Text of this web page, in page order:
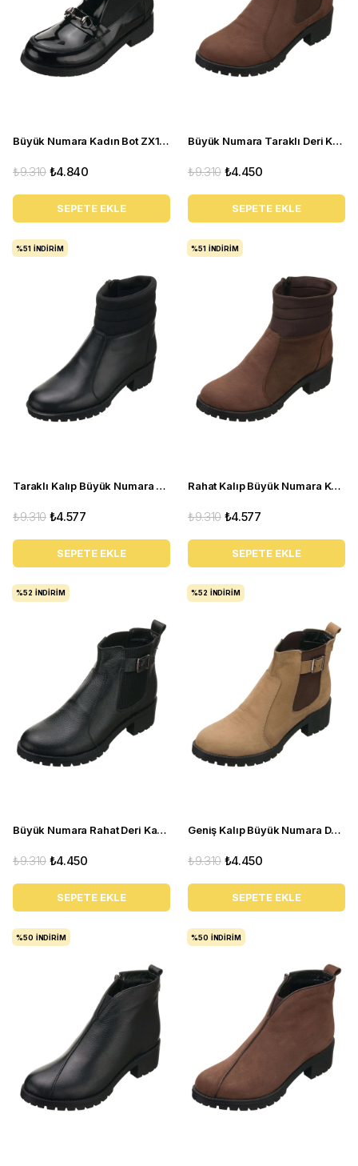
Büyük Numara Kadın Bot ZX1013 Siyah
₺4.840
₺9.310
SEPETE EKLE
Büyük Numara Taraklı Deri Kadın BOT YSM63 Kahve
₺4.450
₺9.310
SEPETE EKLE
Taraklı Kalıp Büyük Numara Kadın BOT Ysm14 Siyah
₺4.577
₺9.310
SEPETE EKLE
%51 İNDIRIM
Rahat Kalıp Büyük Numara Kadın BOT Ysm14 Kahve
₺4.577
₺9.310
SEPETE EKLE
%51 İNDIRIM
Büyük Numara Rahat Deri Kadın BOT YSM63 Siyah
₺4.450
₺9.310
SEPETE EKLE
%52 İNDIRIM
Geniş Kalıp Büyük Numara Deri BOT YSM63 Kum
₺4.450
₺9.310
SEPETE EKLE
%52 İNDIRIM
%50 İNDIRIM %50 İNDIRIM